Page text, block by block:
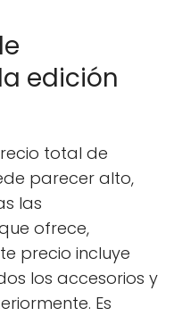
edición
total de
parecer alto,
las
ofrece,
precio incluye
los accesorios y
Es